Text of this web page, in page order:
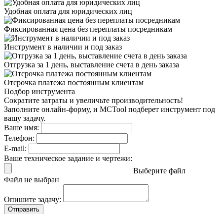
Удобная оплата для юридических лиц
Фиксированная цена без переплаты посредникам
Инструмент в наличии и под заказ
Отгрузка за 1 день, выставление счета в день заказа
Отсрочка платежа постоянным клиентам
Подбор инструмента
Сократите затраты и увеличьте производительность!
Заполните онлайн-форму, и MCTool подберет инструмент под
вашу задачу.
Ваше имя:
Телефон:
E-mail:
Ваше техническое задание и чертежи:
Выберите файл
Файл не выбран
Опишите задачу:
Отправить